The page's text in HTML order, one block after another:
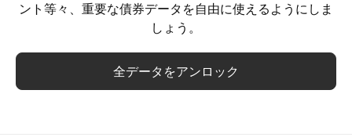
ント等々、重要な債券データを自由に使えるようにしま
しょう。
全データをアンロック